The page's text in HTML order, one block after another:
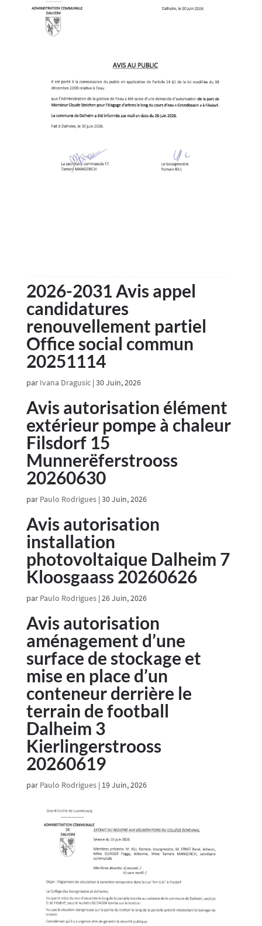
2026-2031 Avis appel
candidatures
renouvellement partiel
Office social commun
20251114
par Ivana Dragusic| 30 Juin, 2026
Avis autorisation élément
extérieur pompe à chaleur
Filsdorf 15
Munnerëferstrooss
20260630
par Paulo Rodrigues| 30 Juin, 2026
Avis autorisation
installation
photovoltaique Dalheim 7
Kloosgaass 20260626
par Paulo Rodrigues| 26 Juin, 2026
Avis autorisation
aménagement d’une
surface de stockage et
mise en place d’un
conteneur derrière le
terrain de football
Dalheim 3
Kierlingerstrooss
20260619
par Paulo Rodrigues| 19 Juin, 2026